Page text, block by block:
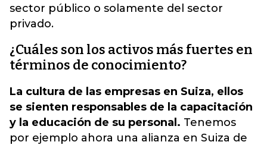
sector público o solamente del sector
privado.
¿Cuáles son los activos más fuertes en
términos de conocimiento?
La cultura de las empresas en Suiza, ellos
se sienten responsables de la capacitación
y la educación de su personal. Tenemos
por ejemplo ahora una alianza en Suiza de